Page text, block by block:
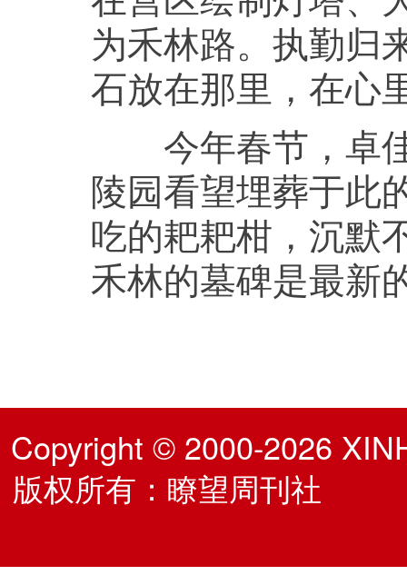
为禾林路。执勤归
石放在那里，在心
今年春节，卓佳
陵园看望埋葬于此
吃的耙耙柑，沉默
禾林的墓碑是最新
Copyright © 2000-2026
版权所有：瞭望周刊社